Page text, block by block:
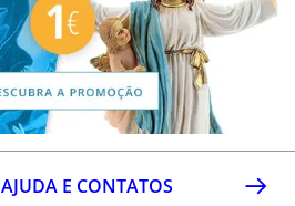
AJUDA E CONTATOS